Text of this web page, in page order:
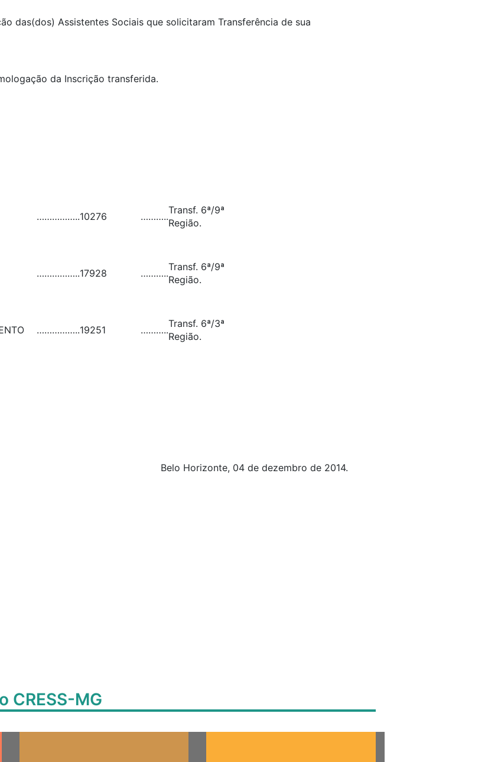
das(dos) Assistentes Sociais que solicitaram Transferência de sua
da Inscrição transferida.
……………..10276 ………..
Transf. 6ª/9ª
Região.
……………..17928 ………..
Transf. 6ª/9ª
Região.
……………..19251 ………..
Transf. 6ª/3ª
Região.
Belo Horizonte, 04 de dezembro de 2014.
CRESS-MG